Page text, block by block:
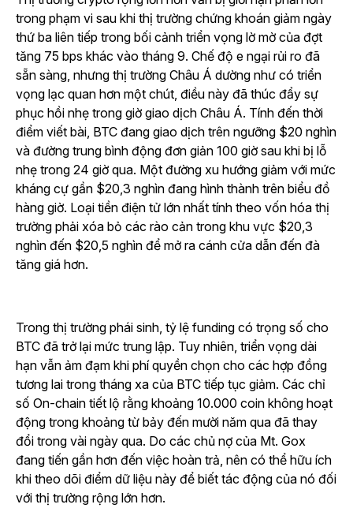
trong phạm vi sau khi thị trường chứng khoán giảm ngày
thứ ba liên tiếp trong bối cảnh triển vọng lờ mờ của đợt
tăng 75 bps khác vào tháng 9. Chế độ e ngại rủi ro đã
sẵn sàng, nhưng thị trường Châu Á dường như có triển
vọng lạc quan hơn một chút, điều này đã thúc đẩy sự
phục hồi nhẹ trong giờ giao dịch Châu Á. Tính đến thời
điểm viết bài, BTC đang giao dịch trên ngưỡng $20 nghìn
và đường trung bình động đơn giản 100 giờ sau khi bị lỗ
nhẹ trong 24 giờ qua. Một đường xu hướng giảm với mức
kháng cự gần $20,3 nghìn đang hình thành trên biểu đồ
hàng giờ. Loại tiền điện tử lớn nhất tính theo vốn hóa thị
trường phải xóa bỏ các rào cản trong khu vực $20,3
nghìn đến $20,5 nghìn để mở ra cánh cửa dẫn đến đà
tăng giá hơn.
Trong thị trường phái sinh, tỷ lệ funding có trọng số cho
BTC đã trở lại mức trung lập. Tuy nhiên, triển vọng dài
hạn vẫn ảm đạm khi phí quyền chọn cho các hợp đồng
tương lai trong tháng xa của BTC tiếp tục giảm. Các chỉ
số On-chain tiết lộ rằng khoảng 10.000 coin không hoạt
động trong khoảng từ bảy đến mười năm qua đã thay
đổi trong vài ngày qua. Do các chủ nợ của Mt. Gox
đang tiến gần hơn đến việc hoàn trả, nên có thể hữu ích
khi theo dõi điểm dữ liệu này để biết tác động của nó đối
với thị trường rộng lớn hơn.